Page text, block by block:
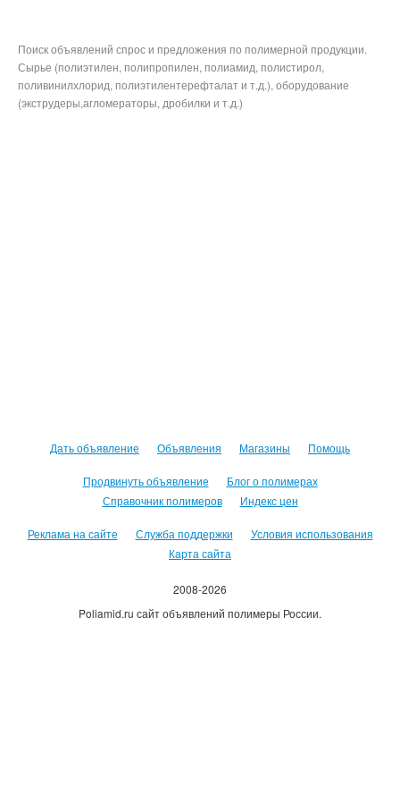
Поиск объявлений спрос и предложения по полимерной продукции.
Сырье (полиэтилен, полипропилен, полиамид, полистирол,
поливинилхлорид, полиэтилентерефталат и т.д.), оборудование
(экструдеры,агломераторы, дробилки и т.д.)
Дать объявление Объявления Магазины Помощь
Продвинуть объявление
Блог о полимерах
Справочник полимеров
Индекс цен
Реклама на сайте Служба поддержки
Условия использования
Карта сайта
2008-2026
Poliamid.ru сайт объявлений полимеры России.